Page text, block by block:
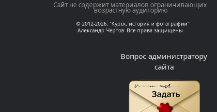
Сайт не содержит материалов ограничивающих
возрастную аудиторию
© 2012-2026. "Курск, история и фотографии"
Александр Чертов Все права защищены
Вопрос администратору
сайта